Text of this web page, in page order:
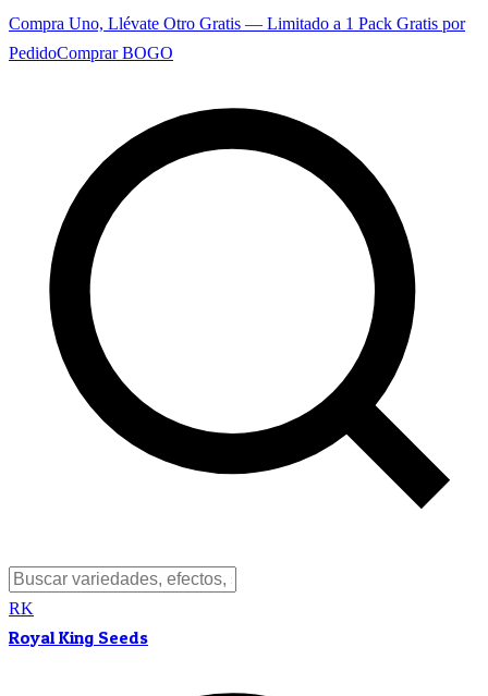
Compra Uno, Llévate Otro Gratis — Limitado a 1 Pack Gratis por
PedidoComprar BOGO
RK
Royal King Seeds